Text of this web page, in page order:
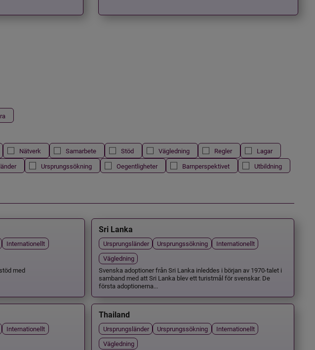
Nätverk Samarbete Stöd Vägledning Regler
Lagar
Ursprungssökning Oegentligheter Barnperspektivet
Utbildning
Internationellt
med
Sri Lanka
Ursprungsländer Ursprungssökning
Internationellt
Vägledning
Svenska adoptioner från Sri Lanka inleddes i början av 1970-talet i
samband med att Sri Lanka blev ett turistmål för svenskar. De
första adoptionerna...
Internationellt
Thailand
Ursprungsländer Ursprungssökning
Internationellt
Vägledning